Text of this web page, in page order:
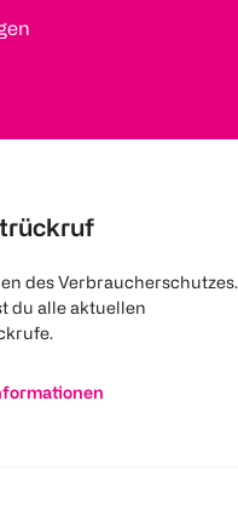
des Verbraucherschutzes.
du alle aktuellen